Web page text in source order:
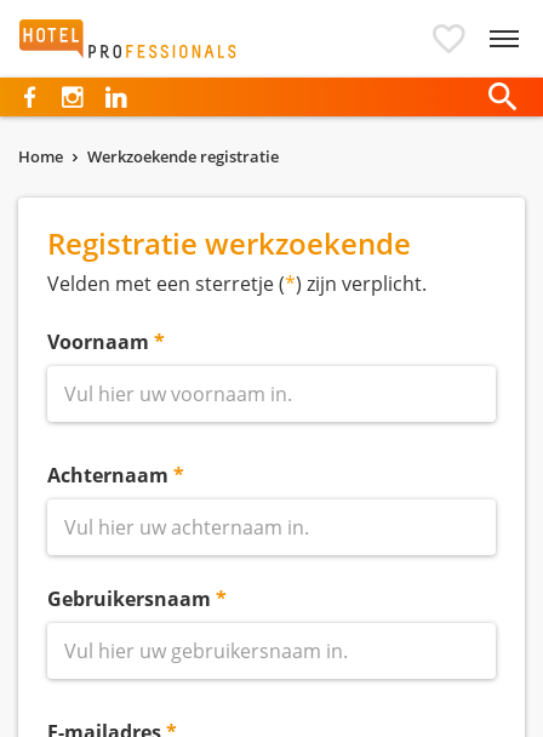
Hotelprofessionals
Home Werkzoekende registratie
Registratie werkzoekende
Velden met een sterretje (*) zijn verplicht.
Voornaam
Achternaam
Gebruikersnaam